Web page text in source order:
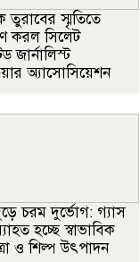
তুরাবের স্মৃতিতে
করল সিলেট
জার্নালিস্ট
অ্যাসোসিয়েশন
চরম দুর্ভোগ: গ্যাস
হচ্ছে স্বাভাবিক
ও শিল্প উৎপাদন